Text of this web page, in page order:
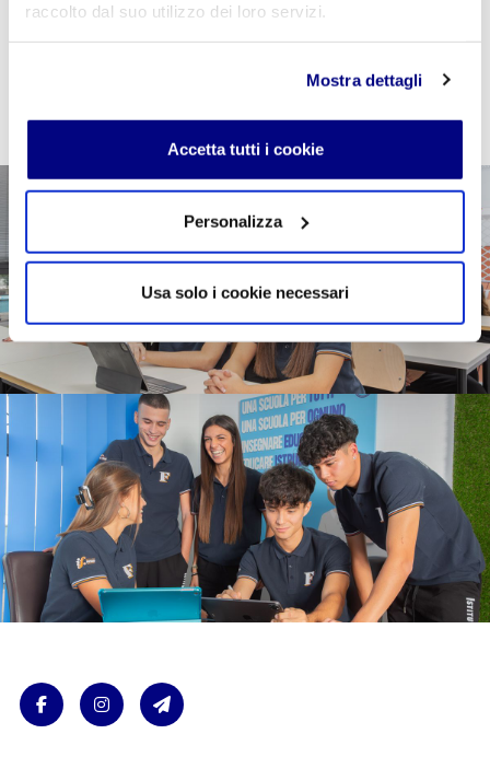
raccolto dal suo utilizzo dei loro servizi.
Mostra dettagli
Accetta tutti i cookie
Personalizza
Usa solo i cookie necessari
AGGIUNGI AL CARRELLO